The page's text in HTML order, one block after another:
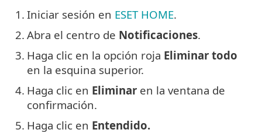
1. Iniciar sesión en ESET HOME.
2. Abra el centro de Notificaciones.
3. Haga clic en la opción roja Eliminar todo
en la esquina superior.
4. Haga clic en Eliminar en la ventana de
confirmación.
5. Haga clic en Entendido.